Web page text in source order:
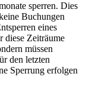
sperren. Dies
Buchungen
eines
diese Zeiträume
müssen
den letzten
Sperrung erfolgen